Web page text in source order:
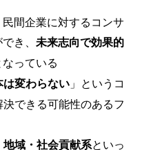
間企業に対するコンサ
き、 未来志向で効果的
っている
は変わらない 」というコ
できる可能性のあるフ
地域・社会貢献系といっ